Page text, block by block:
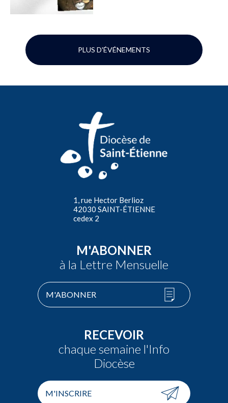
PLUS D'ÉVÉNEMENTS
1, rue Hector Berlioz
42030 SAINT-ÉTIENNE
cedex 2
M'ABONNER
à la Lettre Mensuelle
M'ABONNER
RECEVOIR
chaque semaine l'Info
Diocèse
M'INSCRIRE